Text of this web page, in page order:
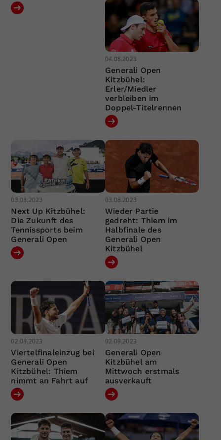
04.08.2023
Generali Open
Kitzbühel:
Erler/Miedler
verbleiben im
Doppel-Titelrennen
03.08.2023
Next Up Kitzbühel:
Die Zukunft des
Tennissports beim
Generali Open
03.08.2023
Wieder Partie
gedreht: Thiem im
Halbfinale des
Generali Open
Kitzbühel
02.08.2023
Viertelfinaleinzug bei
Generali Open
Kitzbühel: Thiem
nimmt an Fahrt auf
02.08.2023
Generali Open
Kitzbühel am
Mittwoch erstmals
ausverkauft